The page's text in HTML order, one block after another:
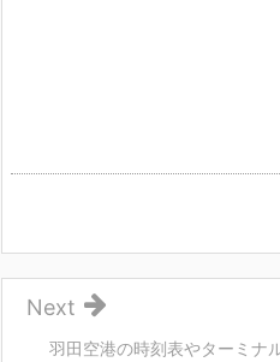
羽田空港の時刻表やターミナ
Next